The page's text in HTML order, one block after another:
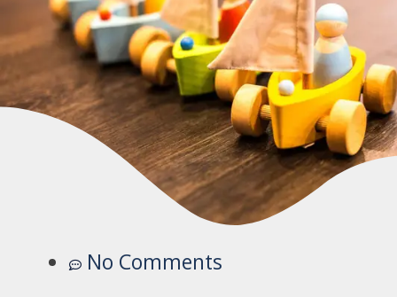
No Comments